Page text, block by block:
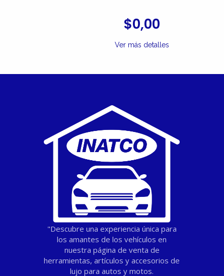
$0,00
Ver más detalles
"Descubre una experiencia única para
los amantes de los vehículos en
nuestra página de venta de
herramientas, artículos y accesorios de
lujo para autos y motos.